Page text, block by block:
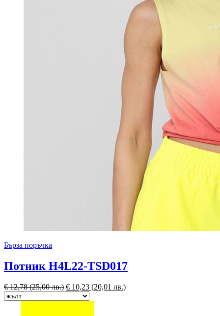
Бърза поръчка
Потник H4L22-TSD017
€12,78(25,00 лв.) € 10,23 (20,01 лв.)